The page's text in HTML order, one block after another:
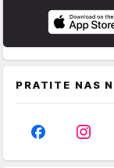
PRATITE NAS